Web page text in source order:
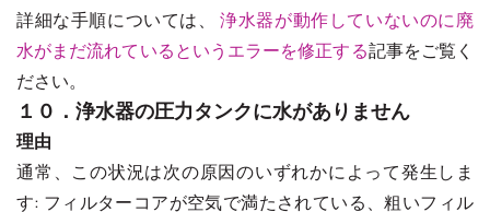
詳細な手順については、浄水器が動作していないのに廃
水がまだ流れているというエラーを修正する記事をご覧く
ださい。
１０．浄水器の圧力タンクに水がありません
理由
通常、この状況は次の原因のいずれかによって発生しま
す: フィルターコアが空気で満たされている、粗いフィル